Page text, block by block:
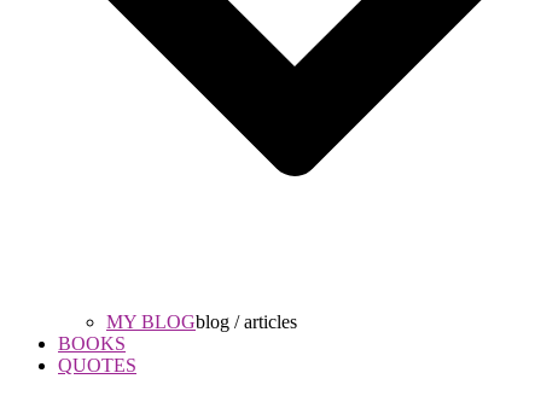
MY BLOGblog / articles
BOOKS
QUOTES